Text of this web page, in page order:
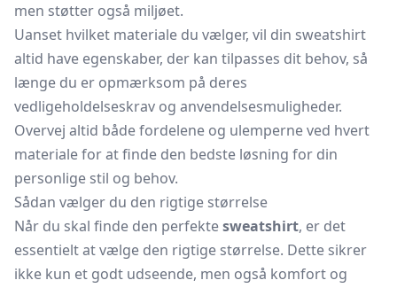
men støtter også miljøet.
Uanset hvilket materiale du vælger, vil din sweatshirt
altid have egenskaber, der kan tilpasses dit behov, så
længe du er opmærksom på deres
vedligeholdelseskrav og anvendelsesmuligheder.
Overvej altid både fordelene og ulemperne ved hvert
materiale for at finde den bedste løsning for din
personlige stil og behov.
Sådan vælger du den rigtige størrelse
Når du skal finde den perfektesweatshirt, er det
essentielt at vælge den rigtige størrelse. Dette sikrer
ikke kun et godt udseende, men også komfort og